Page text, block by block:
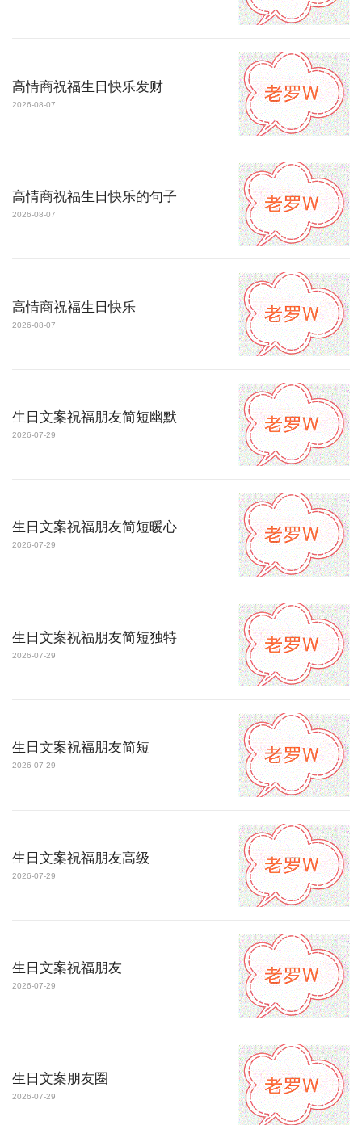
高情商祝福生日快乐发财
2026-08-07
高情商祝福生日快乐的句子
2026-08-07
高情商祝福生日快乐
2026-08-07
生日文案祝福朋友简短幽默
2026-07-29
生日文案祝福朋友简短暖心
2026-07-29
生日文案祝福朋友简短独特
2026-07-29
生日文案祝福朋友简短
2026-07-29
生日文案祝福朋友高级
2026-07-29
生日文案祝福朋友
2026-07-29
生日文案朋友圈
2026-07-29